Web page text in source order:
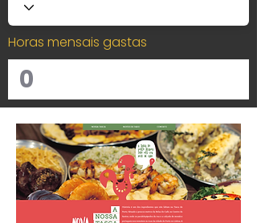
Horas mensais gastas